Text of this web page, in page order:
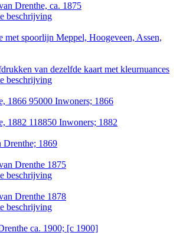
Drenthe, ca. 1875
beschrijving
met spoorlijn Meppel, Hoogeveen, Assen,
van dezelfde kaart met kleurnuances
beschrijving
1866 95000 Inwoners; 1866
1882 118850 Inwoners; 1882
Drenthe; 1869
Drenthe 1875
beschrijving
Drenthe 1878
beschrijving
ca. 1900; [c 1900]